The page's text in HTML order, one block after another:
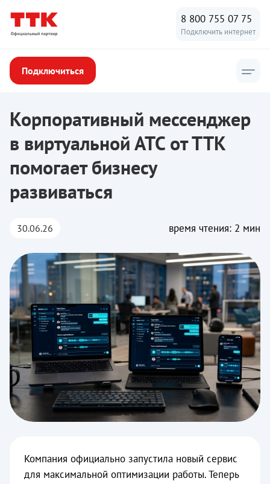
8 800 755 07 75
Подключить интернет
Подключиться
ТТК Новости ТТК
Корпоративный мессенджер
в виртуальной АТС от ТТК
помогает бизнесу
развиваться
30.06.26 время чтения: 2 мин
Компания официально запустила новый сервис
для максимальной оптимизации работы. Теперь